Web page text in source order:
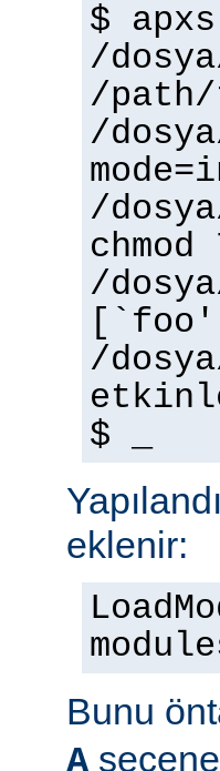
$
/
/path/
/
/
chmod
/
[`foo'
/
$ _
eklenir:
Bunu
A